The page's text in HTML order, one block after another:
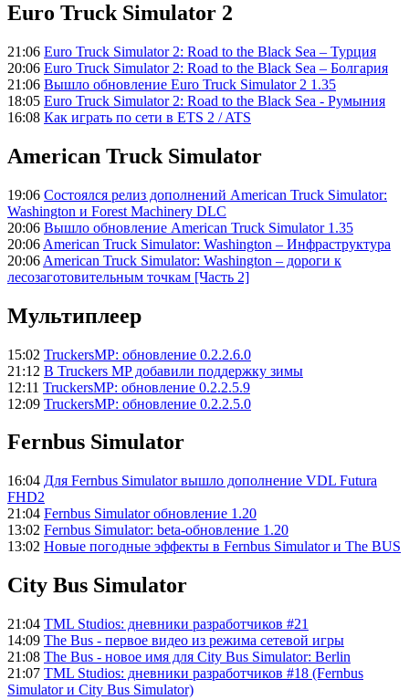
Euro Truck Simulator 2
21:06 Euro Truck Simulator 2: Road to the Black Sea – Турция
20:06 Euro Truck Simulator 2: Road to the Black Sea – Болгария
21:06 Вышло обновление Euro Truck Simulator 2 1.35
18:05 Euro Truck Simulator 2: Road to the Black Sea - Румыния
16:08 Как играть по сети в ETS 2 / ATS
American Truck Simulator
19:06 Состоялся релиз дополнений American Truck Simulator:
Washington и Forest Machinery DLC
20:06 Вышло обновление American Truck Simulator 1.35
20:06 American Truck Simulator: Washington – Инфраструктура
20:06 American Truck Simulator: Washington – дороги к
лесозаготовительным точкам [Часть 2]
Мультиплеер
15:02 TruckersMP: обновление 0.2.2.6.0
21:12 В Truckers MP добавили поддержку зимы
12:11 TruckersMP: обновление 0.2.2.5.9
12:09 TruckersMP: обновление 0.2.2.5.0
Fernbus Simulator
16:04 Для Fernbus Simulator вышло дополнение VDL Futura
FHD2
21:04 Fernbus Simulator обновление 1.20
13:02 Fernbus Simulator: beta-обновление 1.20
13:02 Новые погодные эффекты в Fernbus Simulator и The BUS
City Bus Simulator
21:04 TML Studios: дневники разработчиков #21
14:09 The Bus - первое видео из режима сетевой игры
21:08 The Bus - новое имя для City Bus Simulator: Berlin
21:07 TML Studios: дневники разработчиков #18 (Fernbus
Simulator и City Bus Simulator)